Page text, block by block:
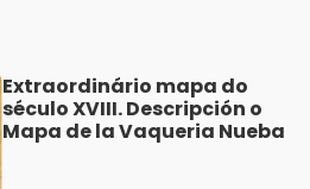
Extraordinário mapa do
século XVIII. Descripción o
Mapa de la Vaqueria Nueba